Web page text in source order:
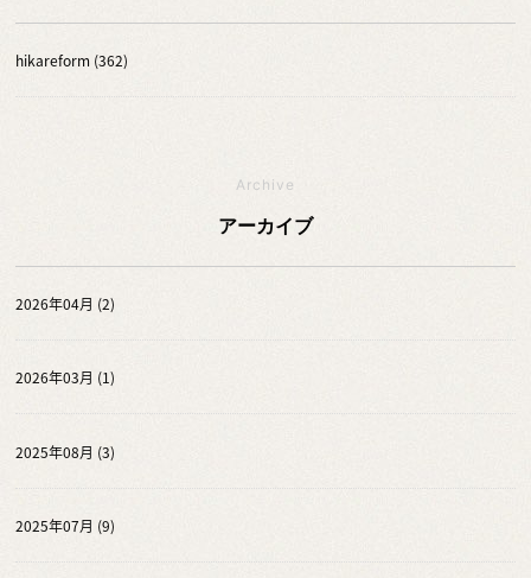
hikareform (362)
Archive
アーカイブ
2026年04月 (2)
2026年03月 (1)
2025年08月 (3)
2025年07月 (9)